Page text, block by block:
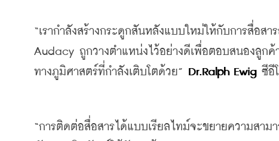
“เรากำลังสร้างกระดูกสันหลังแบบใหม่ให้กับการสื่อสา
Audacy ถูกวางตำแหน่งไว้อย่างดีเพื่อตอบสนองลูกค้
ทางภูมิศาสตร์ที่กำลังเติบโตด้วย” Dr.Ralph Ewig ซีอี
“การติดต่อสื่อสารได้แบบเรียลไทม์จะขยายความสาม